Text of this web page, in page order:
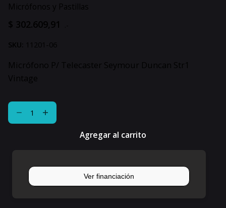
Micrófonos y Pastillas
$ 302.609,91 .-
SKU: 11201-06
Micrófono P/ Telecaster Seymour Duncan Str1
Vintage
Micrófono
P/
cantidad
Agregar al carrito